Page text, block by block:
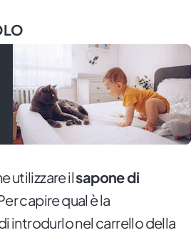
utilizzare ilsapone di
capire qual è la
introdurlo nel carrello della